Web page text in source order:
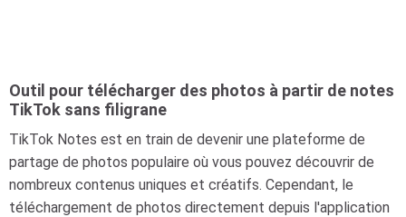
Outil pour télécharger des photos à partir de notes
TikTok sans filigrane
TikTok Notes est en train de devenir une plateforme de
partage de photos populaire où vous pouvez découvrir de
nombreux contenus uniques et créatifs. Cependant, le
téléchargement de photos directement depuis l'application